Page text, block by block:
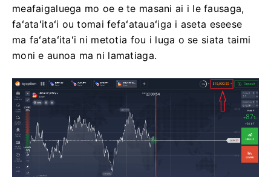
meafaigaluega mo oe e te masani ai i le fausaga,
faʻataʻitaʻi ou tomai fefaʻatauaʻiga i aseta eseese
ma faʻataʻitaʻi ni metotia fou i luga o se siata taimi
moni e aunoa ma ni lamatiaga.